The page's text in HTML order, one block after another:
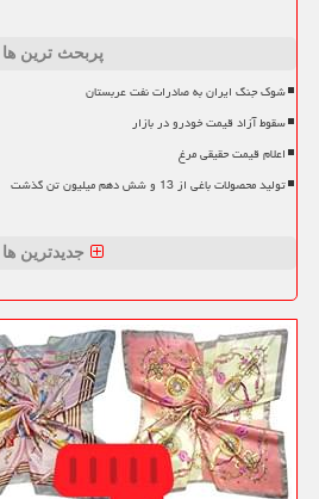
پربحث ترین ها
شوک جنگ ایران به صادرات نفت عربستان
سقوط آزاد قیمت خودرو در بازار
اعلام قیمت حقیقی مرغ
تولید محصولات باغی از 13 و شش دهم میلیون تن گذشت
جدیدترین ها